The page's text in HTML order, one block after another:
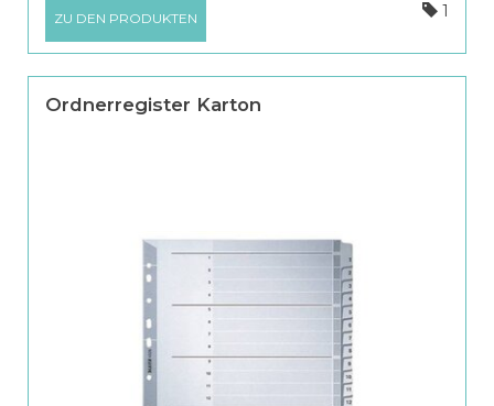
ZU DEN PRODUKTEN 1
Ordnerregister Karton